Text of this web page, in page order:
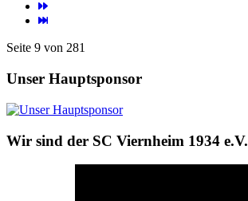
Seite 9 von 281
Unser Hauptsponsor
Wir sind der SC Viernheim 1934 e.V.